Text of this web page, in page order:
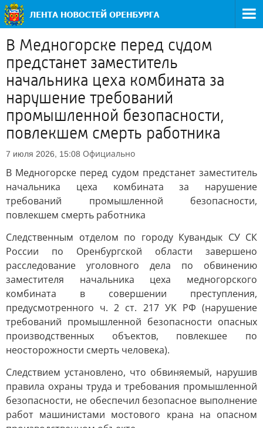
В Медногорске перед судом
предстанет заместитель
начальника цеха комбината за
нарушение требований
промышленной безопасности,
повлекшем смерть работника
7 июля 2026, 15:08 Официально
В Медногорске перед судом предстанет заместитель
начальника цеха комбината за нарушение
требований промышленной безопасности,
повлекшем смерть работника
Следственным отделом по городу Кувандык СУ СК
России по Оренбургской области завершено
расследование уголовного дела по обвинению
заместителя начальника цеха медногорского
комбината в совершении преступления,
предусмотренного ч. 2 ст. 217 УК РФ (нарушение
требований промышленной безопасности опасных
производственных объектов, повлекшее по
неосторожности смерть человека).
Следствием установлено, что обвиняемый, нарушив
правила охраны труда и требования промышленной
безопасности, не обеспечил безопасное выполнение
работ машинистами мостового крана на опасном